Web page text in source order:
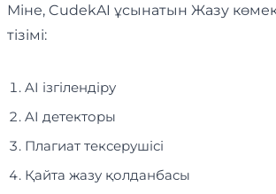
Міне, CudekAI ұсынатын Жазу
тізімі:
AI ізгілендіру
AI детекторы
Плагиат тексерушісі
Қайта жазу қолданбасы